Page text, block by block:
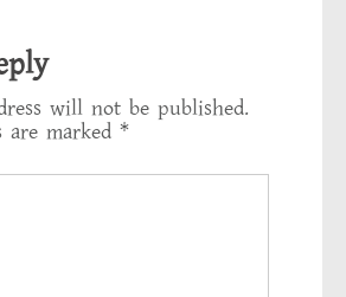
will not be published.
are marked *